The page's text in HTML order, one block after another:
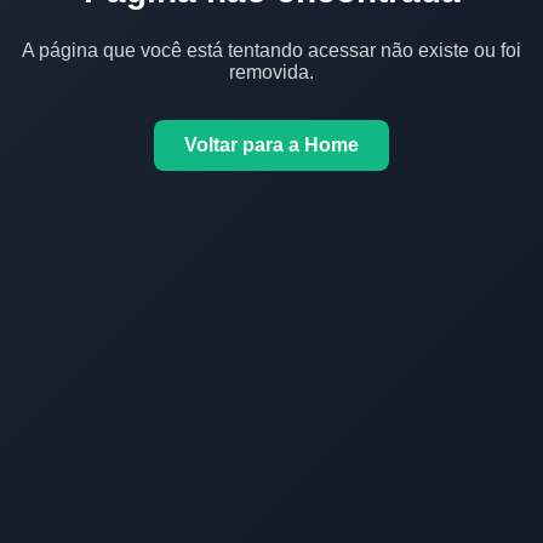
A página que você está tentando acessar não existe ou foi
removida.
Voltar para a Home